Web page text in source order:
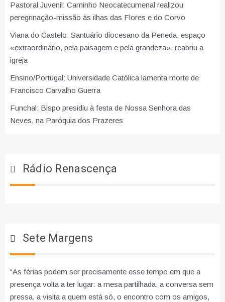
Pastoral Juvenil: Caminho Neocatecumenal realizou
peregrinação-missão às ilhas das Flores e do Corvo
Viana do Castelo: Santuário diocesano da Peneda, espaço
«extraordinário, pela paisagem e pela grandeza», reabriu a
igreja
Ensino/Portugal: Universidade Católica lamenta morte de
Francisco Carvalho Guerra
Funchal: Bispo presidiu à festa de Nossa Senhora das
Neves, na Paróquia dos Prazeres
Rádio Renascença
Sete Margens
“As férias podem ser precisamente esse tempo em que a
presença volta a ter lugar: a mesa partilhada, a conversa sem
pressa, a visita a quem está só, o encontro com os amigos,